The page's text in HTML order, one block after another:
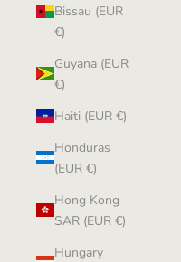
Bissau (EUR
€)
Guyana (EUR
€)
Haiti (EUR €)
Honduras
(EUR €)
Hong Kong
SAR (EUR €)
Hungary